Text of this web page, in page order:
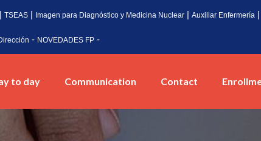
| TSEAS | Imagen para Diagnóstico y Medicina Nuclear | Auxiliar Enfermería |
- NOVEDADES FP -
to day Communication Contact